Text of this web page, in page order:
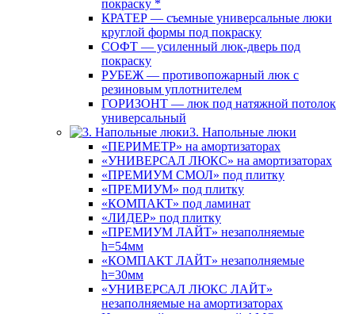
покраску *
КРАТЕР — съемные универсальные люки
круглой формы под покраску
СОФТ — усиленный люк-дверь под
покраску
РУБЕЖ — противопожарный люк с
резиновым уплотнителем
ГОРИЗОНТ — люк под натяжной потолок
универсальный
3. Напольные люки
«ПЕРИМЕТР» на амортизаторах
«УНИВЕРСАЛ ЛЮКС» на амортизаторах
«ПРЕМИУМ СМОЛ» под плитку
«ПРЕМИУМ» под плитку
«КОМПАКТ» под ламинат
«ЛИДЕР» под плитку
«ПРЕМИУМ ЛАЙТ» незаполняемые
h=54мм
«КОМПАКТ ЛАЙТ» незаполняемые
h=30мм
«УНИВЕРСАЛ ЛЮКС ЛАЙТ»
незаполняемые на амортизаторах